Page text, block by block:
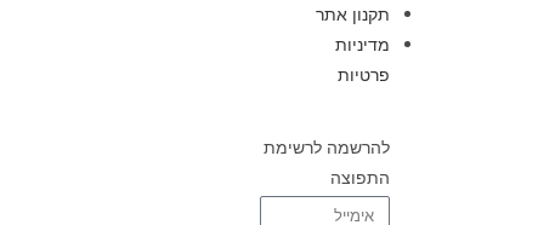
תקנון אתר
מדיניות
פרטיות
להרשמה לרשימת
התפוצה